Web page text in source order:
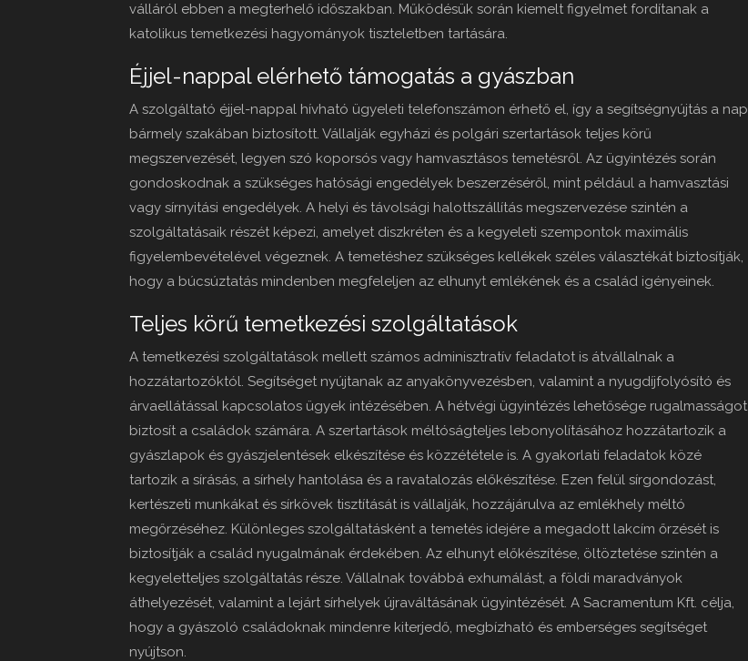
válláról ebben a megterhelő időszakban. Működésük során kiemelt figyelmet fordítanak a
katolikus temetkezési hagyományok tiszteletben tartására.
Éjjel-nappal elérhető támogatás a gyászban
A szolgáltató éjjel-nappal hívható ügyeleti telefonszámon érhető el, így a segítségnyújtás a nap
bármely szakában biztosított. Vállalják egyházi és polgári szertartások teljes körű
megszervezését, legyen szó koporsós vagy hamvasztásos temetésről. Az ügyintézés során
gondoskodnak a szükséges hatósági engedélyek beszerzéséről, mint például a hamvasztási
vagy sírnyitási engedélyek. A helyi és távolsági halottszállítás megszervezése szintén a
szolgáltatásaik részét képezi, amelyet diszkréten és a kegyeleti szempontok maximális
figyelembevételével végeznek. A temetéshez szükséges kellékek széles választékát biztosítják,
hogy a búcsúztatás mindenben megfeleljen az elhunyt emlékének és a család igényeinek.
Teljes körű temetkezési szolgáltatások
A temetkezési szolgáltatások mellett számos adminisztratív feladatot is átvállalnak a
hozzátartozóktól. Segítséget nyújtanak az anyakönyvezésben, valamint a nyugdíjfolyósító és
árvaellátással kapcsolatos ügyek intézésében. A hétvégi ügyintézés lehetősége rugalmasságot
biztosít a családok számára. A szertartások méltóságteljes lebonyolításához hozzátartozik a
gyászlapok és gyászjelentések elkészítése és közzététele is. A gyakorlati feladatok közé
tartozik a sírásás, a sírhely hantolása és a ravatalozás előkészítése. Ezen felül sírgondozást,
kertészeti munkákat és sírkövek tisztítását is vállalják, hozzájárulva az emlékhely méltó
megőrzéséhez. Különleges szolgáltatásként a temetés idejére a megadott lakcím őrzését is
biztosítják a család nyugalmának érdekében. Az elhunyt előkészítése, öltöztetése szintén a
kegyeletteljes szolgáltatás része. Vállalnak továbbá exhumálást, a földi maradványok
áthelyezését, valamint a lejárt sírhelyek újraváltásának ügyintézését. A Sacramentum Kft. célja,
hogy a gyászoló családoknak mindenre kiterjedő, megbízható és emberséges segítséget
nyújtson.